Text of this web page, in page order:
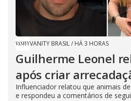
VANITY BRASIL/ HÁ 3 HORAS
Guilherme Leonel
após criar
Influenciador relatou que animais
e respondeu a comentários de